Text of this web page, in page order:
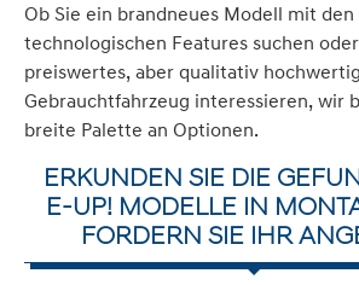
Ob Sie ein brandneues Modell mit
technologischen Features suchen
preiswertes, aber qualitativ
Gebrauchtfahrzeug interessieren, wir
breite Palette an Optionen.
ERKUNDEN SIE DIE
E-UP! MODELLE IN
FORDERN SIE IHR